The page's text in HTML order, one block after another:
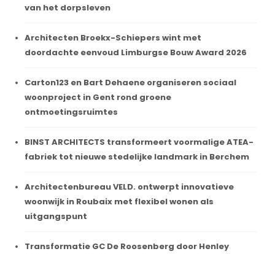
van het dorpsleven
Architecten Broekx-Schiepers wint met
doordachte eenvoud Limburgse Bouw Award 2026
Carton123 en Bart Dehaene organiseren sociaal
woonproject in Gent rond groene
ontmoetingsruimtes
BINST ARCHITECTS transformeert voormalige ATEA-
fabriek tot nieuwe stedelijke landmark in Berchem
Architectenbureau VELD. ontwerpt innovatieve
woonwijk in Roubaix met flexibel wonen als
uitgangspunt
Transformatie GC De Roosenberg door Henley